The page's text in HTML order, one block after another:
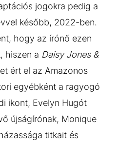
jogokra pedig a
később, 2022-ben.
hogy az írónő ezen
hiszen a Daisy Jones &
ért el az Amazonos
egyébként a ragyogó
ikont, Evelyn Hugót
újságírónak, Monique
titkait és